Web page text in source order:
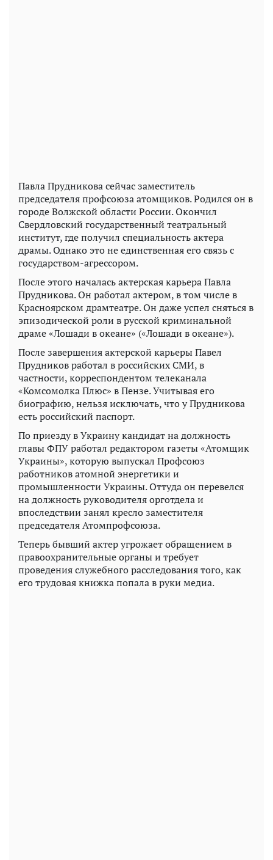
Павла Прудникова сейчас заместитель
председателя профсоюза атомщиков. Родился он в
городе Волжской области России. Окончил
Свердловский государственный театральный
институт, где получил специальность актера
драмы. Однако это не единственная его связь с
государством-агрессором.
После этого началась актерская карьера Павла
Прудникова. Он работал актером, в том числе в
Красноярском драмтеатре. Он даже успел сняться в
эпизодической роли в русской криминальной
драме «Лошади в океане» («Лошади в океане»).
После завершения актерской карьеры Павел
Прудников работал в российских СМИ, в
частности, корреспондентом телеканала
«Комсомолка Плюс» в Пензе. Учитывая его
биографию, нельзя исключать, что у Прудникова
есть российский паспорт.
По приезду в Украину кандидат на должность
главы ФПУ работал редактором газеты «Атомщик
Украины», которую выпускал Профсоюз
работников атомной энергетики и
промышленности Украины. Оттуда он перевелся
на должность руководителя орготдела и
впоследствии занял кресло заместителя
председателя Атомпрофсоюза.
Теперь бывший актер угрожает обращением в
правоохранительные органы и требует
проведения служебного расследования того, как
его трудовая книжка попала в руки медиа.